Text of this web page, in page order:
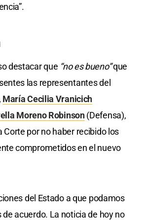
destacar que “no es bueno”que
las representantes del
María Cecilia Vranicich
Moreno Robinson(Defensa),
Corte por no haber recibido los
comprometidos en el nuevo
del Estado a que podamos
de acuerdo. La noticia de hoy no